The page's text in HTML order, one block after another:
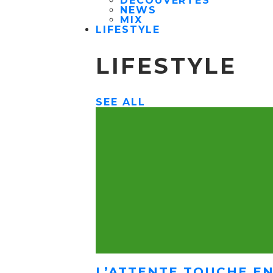
NEWS
MIX
LIFESTYLE
LIFESTYLE
SEE ALL